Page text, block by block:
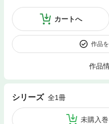
カートへ
作品
作品
シリーズ 全1冊
未購入